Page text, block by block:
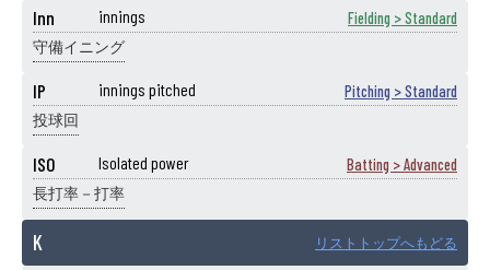
Inn innings Fielding > Standard
守備イニング
IP innings pitched Pitching > Standard
投球回
ISO Isolated power Batting > Advanced
長打率－打率
K リストトップへもどる